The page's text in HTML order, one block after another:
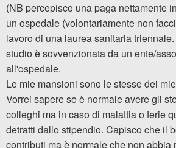
(NB percepisco una paga nettamente
un ospedale (volontariamente non
lavoro di una laurea sanitaria
studio è sovvenzionata da un ente/
all'ospedale.
Le mie mansioni sono le stesse dei
Vorrei sapere se è normale avere gli
colleghi ma in caso di malattia o ferie
detratti dallo stipendio. Capisco che il
contributi ma è normale che non